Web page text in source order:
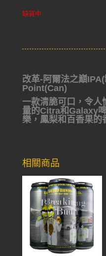
缺貨中
改革-阿爾法之巔
Point(Can)
一款清脆可口，令人
量的Citra和Galaxy
樂，鳳梨和百香果的
相關商品